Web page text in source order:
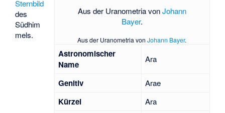
Aus der Uranometria vonJohann
Bayer.
Aus der Uranometria vonJohann Bayer.
Astronomischer
Name
Ara
Genitiv Arae
Kürzel Ara
Sternbild
des
Südhim
mels.